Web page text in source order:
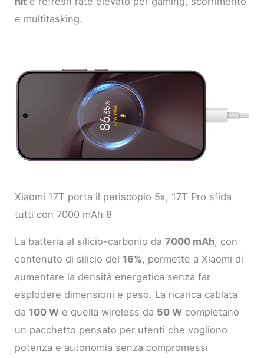
e multitasking.
Xiaomi 17T porta il periscopio 5x, 17T Pro sfida
tutti con 7000 mAh 8
La batteria al silicio-carbonio da7000 mAh, con
contenuto di silicio del 16%, permette a Xiaomi di
aumentare la densità energetica senza far
esplodere dimensioni e peso. La ricarica cablata
da 100 W e quella wireless da 50 W completano
un pacchetto pensato per utenti che vogliono
potenza e autonomia senza compromessi